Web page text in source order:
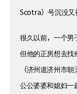
Scotra）号沉没又
很久以前，一个男
但他的正房想去找
（济州道济州市
公公婆婆和媳妇一